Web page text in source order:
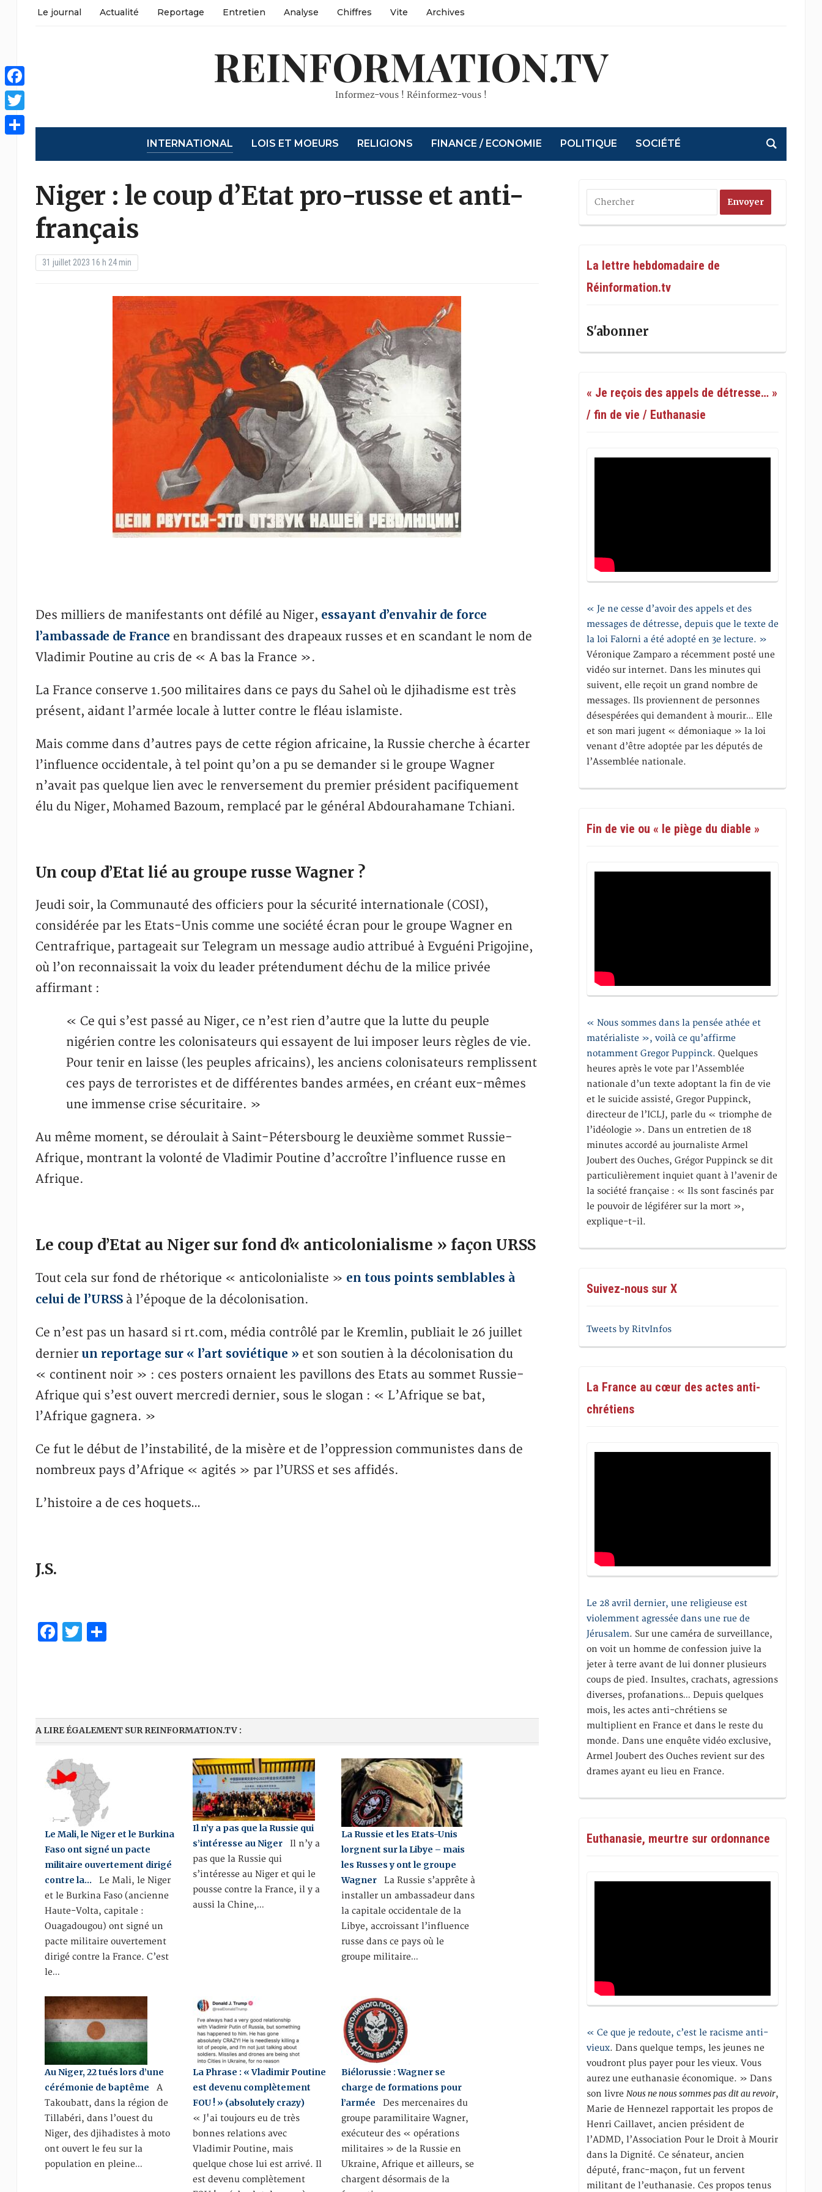
Le journal Actualité Reportage Entretien Analyse Chiffres Vite Archives
REINFORMATION.TV
Informez-vous ! Réinformez-vous !
INTERNATIONAL LOIS ET MOEURS RELIGIONS FINANCE / ECONOMIE POLITIQUE SOCIÉTÉ
Niger : le coup d’Etat pro-russe et anti-
français
31 juillet 2023 16 h 24 min
Des milliers de manifestants ont défilé au Niger, essayant d’envahir de force
l’ambassade de France en brandissant des drapeaux russes et en scandant le nom de
Vladimir Poutine au cris de « A bas la France ».
La France conserve 1.500 militaires dans ce pays du Sahel où le djihadisme est très
présent, aidant l’armée locale à lutter contre le fléau islamiste.
Mais comme dans d’autres pays de cette région africaine, la Russie cherche à écarter
l’influence occidentale, à tel point qu’on a pu se demander si le groupe Wagner
n’avait pas quelque lien avec le renversement du premier président pacifiquement
élu du Niger, Mohamed Bazoum, remplacé par le général Abdourahamane Tchiani.
Un coup d’Etat lié au groupe russe Wagner ?
Jeudi soir, la Communauté des officiers pour la sécurité internationale (COSI),
considérée par les Etats-Unis comme une société écran pour le groupe Wagner en
Centrafrique, partageait sur Telegram un message audio attribué à Evguéni Prigojine,
où l’on reconnaissait la voix du leader prétendument déchu de la milice privée
affirmant :
« Ce qui s’est passé au Niger, ce n’est rien d’autre que la lutte du peuple
nigérien contre les colonisateurs qui essayent de lui imposer leurs règles de vie.
Pour tenir en laisse (les peuples africains), les anciens colonisateurs remplissent
ces pays de terroristes et de différentes bandes armées, en créant eux-mêmes
une immense crise sécuritaire. »
Au même moment, se déroulait à Saint-Pétersbourg le deuxième sommet Russie-
Afrique, montrant la volonté de Vladimir Poutine d’accroître l’influence russe en
Afrique.
Le coup d’Etat au Niger sur fond d’« anticolonialisme » façon URSS
Tout cela sur fond de rhétorique « anticolonialiste » en tous points semblables à
celui de l’URSSà l’époque de la décolonisation.
Ce n’est pas un hasard si rt.com, média contrôlé par le Kremlin, publiait le 26 juillet
dernier un reportage sur « l’art soviétique » et son soutien à la décolonisation du
« continent noir » : ces posters ornaient les pavillons des Etats au sommet Russie-
Afrique qui s’est ouvert mercredi dernier, sous le slogan : « L’Afrique se bat,
l’Afrique gagnera. »
Ce fut le début de l’instabilité, de la misère et de l’oppression communistes dans de
nombreux pays d’Afrique « agités » par l’URSS et ses affidés.
L’histoire a de ces hoquets…
J.S.
Facebook
Twitter
Partager
A LIRE ÉGALEMENT SUR REINFORMATION.TV :
Le Mali, le Niger et le Burkina
Faso ont signé un pacte
militaire ouvertement dirigé
contre la… Le Mali, le Niger
et le Burkina Faso (ancienne
Haute-Volta, capitale :
Ouagadougou) ont signé un
pacte militaire ouvertement
dirigé contre la France. C’est
le…
Il n’y a pas que la Russie qui
s’intéresse au Niger Il n’y a
pas que la Russie qui
s’intéresse au Niger et qui le
pousse contre la France, il y a
aussi la Chine,…
La Russie et les Etats-Unis
lorgnent sur la Libye – mais
les Russes y ont le groupe
WagnerLa Russie s’apprête à
installer un ambassadeur dans
la capitale occidentale de la
Libye, accroissant l’influence
russe dans ce pays où le
groupe militaire…
Au Niger, 22 tués lors d’une
cérémonie de baptême A
Takoubatt, dans la région de
Tillabéri, dans l’ouest du
Niger, des djihadistes à moto
ont ouvert le feu sur la
population en pleine…
La Phrase : « Vladimir Poutine
est devenu complètement
FOU ! » (absolutely crazy)
« J'ai toujours eu de très
bonnes relations avec
Vladimir Poutine, mais
quelque chose lui est arrivé. Il
est devenu complètement
Biélorussie : Wagner se
charge de formations pour
l’armée Des mercenaires du
groupe paramilitaire Wagner,
exécuteur des « opérations
militaires » de la Russie en
Ukraine, Afrique et ailleurs, se
chargent désormais de la
La lettre hebdomadaire de
Réinformation.tv
S'abonner
« Je reçois des appels de détresse… »
/ fin de vie / Euthanasie
« Je ne cesse d’avoir des appels et des
messages de détresse, depuis que le texte de
la loi Falorni a été adopté en 3e lecture. »
Véronique Zamparo a récemment posté une
vidéo sur internet. Dans les minutes qui
suivent, elle reçoit un grand nombre de
messages. Ils proviennent de personnes
désespérées qui demandent à mourir… Elle
et son mari jugent « démoniaque » la loi
venant d’être adoptée par les députés de
l’Assemblée nationale.
Fin de vie ou « le piège du diable »
« Nous sommes dans la pensée athée et
matérialiste », voilà ce qu’affirme
notamment Gregor Puppinck. Quelques
heures après le vote par l’Assemblée
nationale d’un texte adoptant la fin de vie
et le suicide assisté, Gregor Puppinck,
directeur de l’ICLJ, parle du « triomphe de
l’idéologie ». Dans un entretien de 18
minutes accordé au journaliste Armel
Joubert des Ouches, Grégor Puppinck se dit
particulièrement inquiet quant à l’avenir de
la société française : « Ils sont fascinés par
le pouvoir de légiférer sur la mort »,
explique-t-il.
Suivez-nous sur X
Tweets by RitvInfos
La France au cœur des actes anti-
chrétiens
Le 28 avril dernier, une religieuse est
violemment agressée dans une rue de
Jérusalem. Sur une caméra de surveillance,
on voit un homme de confession juive la
jeter à terre avant de lui donner plusieurs
coups de pied. Insultes, crachats, agressions
diverses, profanations… Depuis quelques
mois, les actes anti-chrétiens se
multiplient en France et dans le reste du
monde. Dans une enquête vidéo exclusive,
Armel Joubert des Ouches revient sur des
drames ayant eu lieu en France.
Euthanasie, meurtre sur ordonnance
« Ce que je redoute, c’est le racisme anti-
vieux. Dans quelque temps, les jeunes ne
voudront plus payer pour les vieux. Vous
aurez une euthanasie économique. » Dans
son livreNous ne nous sommes pas dit au revoir,
Marie de Hennezel rapportait les propos de
Henri Caillavet, ancien président de
l’ADMD, l’Association Pour le Droit à Mourir
dans la Dignité. Ce sénateur, ancien
député, franc-maçon, fut un fervent
militant de l’euthanasie. Ces propos tenus
Facebook
Twitter